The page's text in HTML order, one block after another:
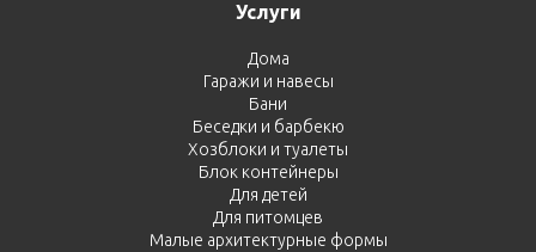
Услуги
Дома
Гаражи и навесы
Бани
Беседки и барбекю
Хозблоки и туалеты
Блок контейнеры
Для детей
Для питомцев
Малые архитектурные формы